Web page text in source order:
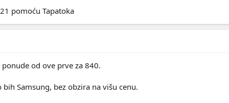
pomoću Tapatoka
od ove prve za 840.
bih Samsung, bez obzira na višu cenu.